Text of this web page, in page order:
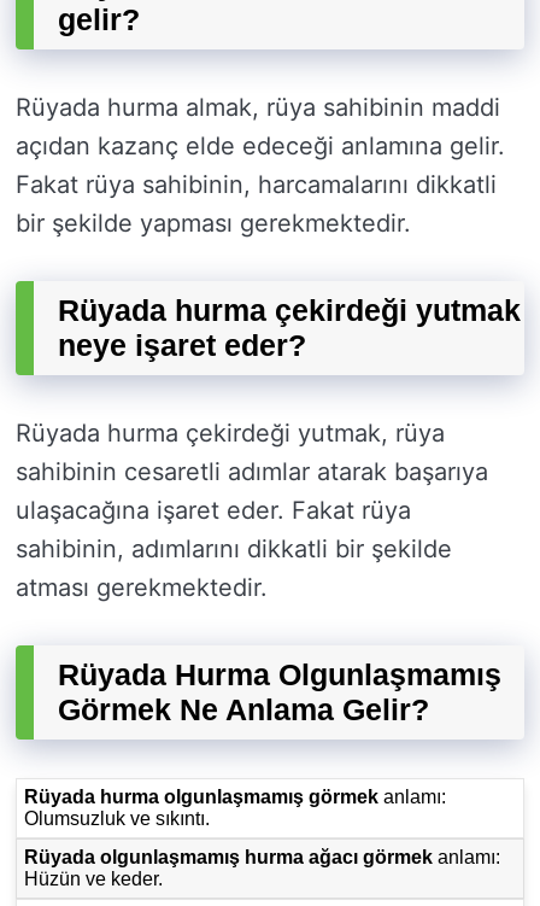
gelir?
Rüyada hurma almak, rüya sahibinin maddi
açıdan kazanç elde edeceği anlamına gelir.
Fakat rüya sahibinin, harcamalarını dikkatli
bir şekilde yapması gerekmektedir.
Rüyada hurma çekirdeği yutmak
neye işaret eder?
Rüyada hurma çekirdeği yutmak, rüya
sahibinin cesaretli adımlar atarak başarıya
ulaşacağına işaret eder. Fakat rüya
sahibinin, adımlarını dikkatli bir şekilde
atması gerekmektedir.
Rüyada Hurma Olgunlaşmamış
Görmek Ne Anlama Gelir?
Rüyada hurma olgunlaşmamış görmek anlamı:
Olumsuzluk ve sıkıntı.
Rüyada olgunlaşmamış hurma ağacı görmek anlamı:
Hüzün ve keder.